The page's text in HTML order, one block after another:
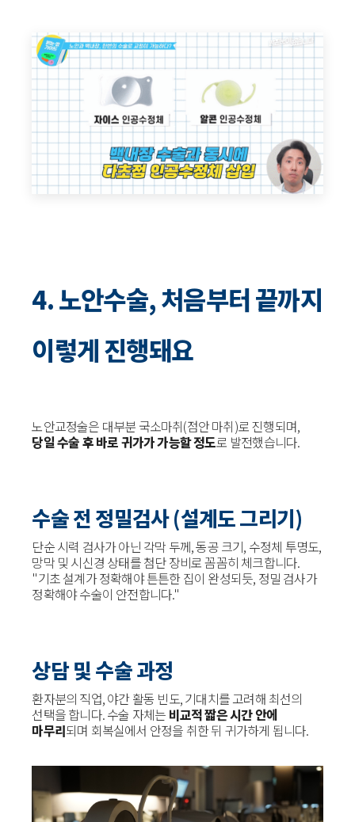
4. 노안수술, 처음부터 끝까지
이렇게 진행돼요
노안교정술은 대부분 국소마취(점안 마취)로 진행되며,
당일 수술 후 바로 귀가가 가능할 정도로 발전했습니다.
수술 전 정밀검사 (설계도 그리기)
단순 시력 검사가 아닌 각막 두께, 동공 크기, 수정체 투명도,
망막 및 시신경 상태를 첨단 장비로 꼼꼼히 체크합니다.
"기초 설계가 정확해야 튼튼한 집이 완성되듯, 정밀 검사가
정확해야 수술이 안전합니다."
상담 및 수술 과정
환자분의 직업, 야간 활동 빈도, 기대치를 고려해 최선의
선택을 합니다. 수술 자체는 비교적 짧은 시간 안에
마무리되며 회복실에서 안정을 취한 뒤 귀가하게 됩니다.